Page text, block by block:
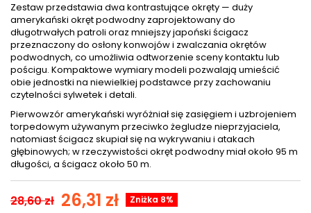
Zestaw przedstawia dwa kontrastujące okręty — duży
amerykański okręt podwodny zaprojektowany do
długotrwałych patroli oraz mniejszy japoński ścigacz
przeznaczony do osłony konwojów i zwalczania okrętów
podwodnych, co umożliwia odtworzenie sceny kontaktu lub
pościgu. Kompaktowe wymiary modeli pozwalają umieścić
obie jednostki na niewielkiej podstawce przy zachowaniu
czytelności sylwetek i detali.
Pierwowzór amerykański wyróżniał się zasięgiem i uzbrojeniem
torpedowym używanym przeciwko żegludze nieprzyjaciela,
natomiast ścigacz skupiał się na wykrywaniu i atakach
głębinowych; w rzeczywistości okręt podwodny miał około 95 m
długości, a ścigacz około 50 m.
28,60 zł 26,31 zł Zniżka 8%